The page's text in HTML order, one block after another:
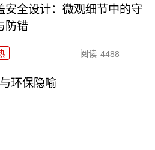
安全设计：微观细节中的守
防错
阅读 4488
环保隐喻